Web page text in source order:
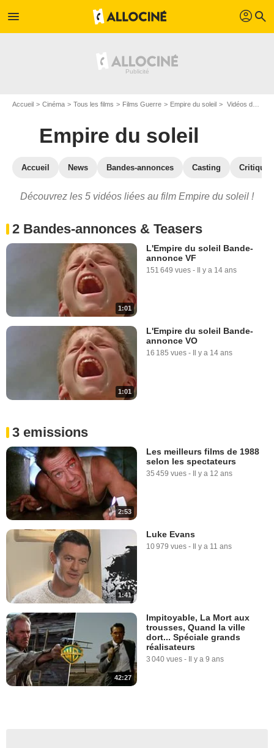
menu profil search
Accueil Cinéma Tous les films Films Guerre Empire du soleil Vidéos du film Empire du soleil
Empire du soleil
Accueil News Bandes-annonces Casting
Découvrez les 5 vidéos liées au film Empire du soleil !
2 Bandes-annonces & Teasers
1:01
L'Empire du soleil Bande-
annonce VF
151 649 vues - Il y a 14 ans
1:01
L'Empire du soleil Bande-
annonce VO
16 185 vues - Il y a 14 ans
3 emissions
2:53
Les meilleurs films de 1988
selon les spectateurs
35 459 vues - Il y a 12 ans
1:41
Luke Evans
10 979 vues - Il y a 11 ans
42:27
Impitoyable, La Mort aux
trousses, Quand la ville
dort... Spéciale grands
réalisateurs
3 040 vues - Il y a 9 ans